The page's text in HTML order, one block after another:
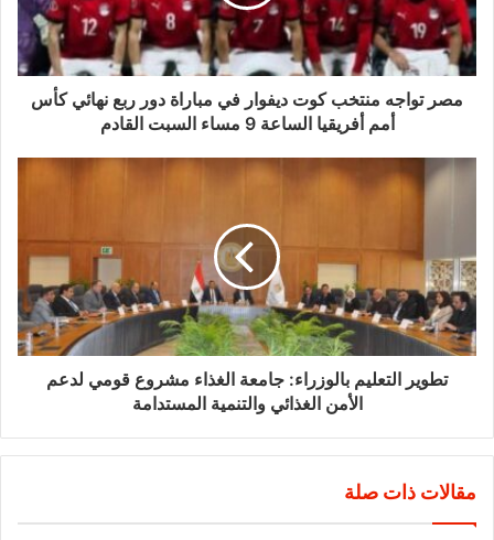
مصر تواجه منتخب كوت ديفوار في مباراة دور ربع نهائي كأس
أمم أفريقيا الساعة 9 مساء السبت القادم
تطوير التعليم بالوزراء: جامعة الغذاء مشروع قومي لدعم
الأمن الغذائي والتنمية المستدامة
مقالات ذات صلة